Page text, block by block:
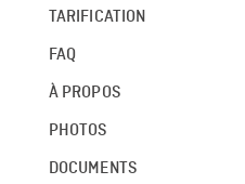
TARIFICATION
FAQ
À PROPOS
PHOTOS
DOCUMENTS